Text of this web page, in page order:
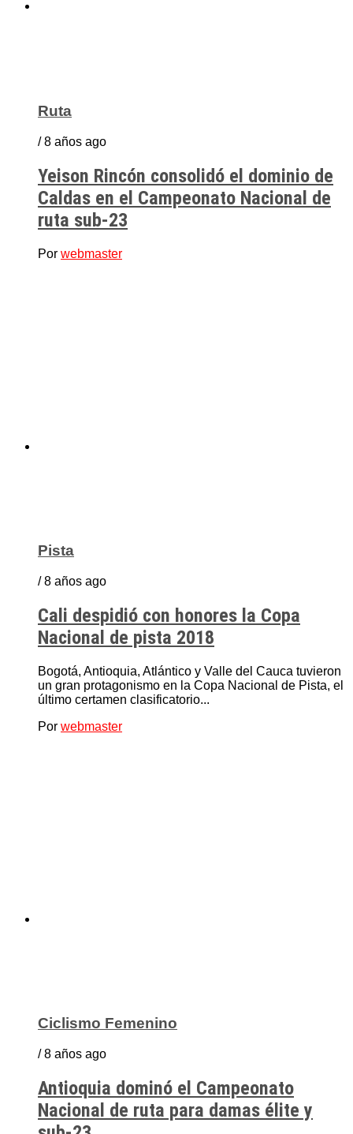
Ruta
/ 8 años ago
Yeison Rincón consolidó el dominio de
Caldas en el Campeonato Nacional de
ruta sub-23
Por webmaster
Pista
/ 8 años ago
Cali despidió con honores la Copa
Nacional de pista 2018
Bogotá, Antioquia, Atlántico y Valle del Cauca tuvieron
un gran protagonismo en la Copa Nacional de Pista, el
último certamen clasificatorio...
Por webmaster
Ciclismo Femenino
/ 8 años ago
Antioquia dominó el Campeonato
Nacional de ruta para damas élite y